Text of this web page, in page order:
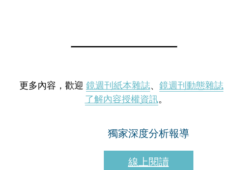
更多內容，歡迎 鏡週刊紙本雜誌、 鏡週刊動態雜誌
了解內容授權資訊。
獨家深度分析報導
線上閱讀